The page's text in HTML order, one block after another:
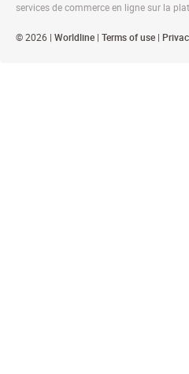
services de commerce en ligne sur la
© 2026 | Worldline | Terms of use |